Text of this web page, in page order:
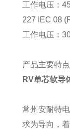
工作电压：
227 IEC 08
工作电压：
产品主要特点
RV单芯软导
常州安耐特
求为导向，